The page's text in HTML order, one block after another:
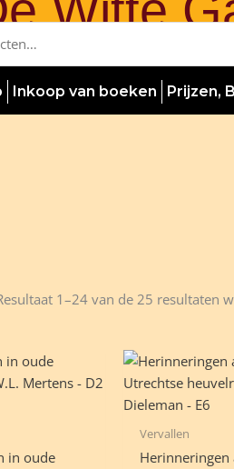
Inkoop van boeken Prijzen,
1–24 van de 25 resultaten
in oude
Vervallen
Herinneringen